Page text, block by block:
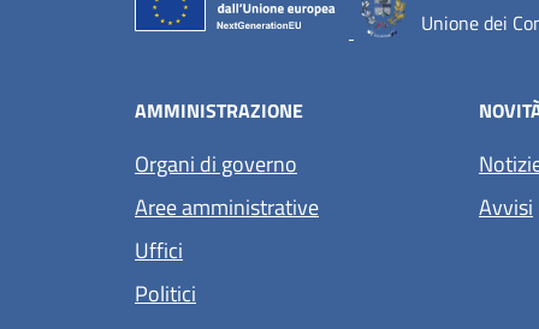
Unione dei
AMMINISTRAZIONE
Organi di governo
Aree amministrative
Uffici
Politici
Avvisi